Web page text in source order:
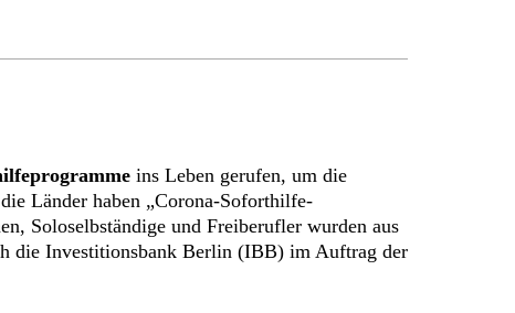
ins Leben gerufen, um die
Länder haben „Corona-Soforthilfe-
Soloselbständige und Freiberufler wurden aus
die Investitionsbank Berlin (IBB) im Auftrag der